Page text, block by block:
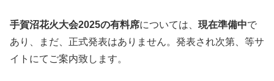
手賀沼花火大会2025の有料席については、 現在準備中で
あり、まだ、正式発表はありません。発表され次第、等サ
イトにてご案内致します。